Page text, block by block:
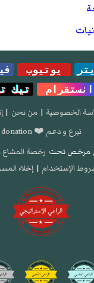
يوتيوب
انستقرام
تيك
الخصوصية | من نحن |
تبرع و دعم ❤️ donation
مرخص تحت رخصة المشاع
الإستخدام | إخلاء